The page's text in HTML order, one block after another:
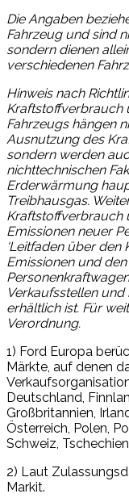
Die Angaben
Fahrzeug und sind
sondern dienen
verschiedenen
Hinweis nach
Kraftstoffverbrauch
Fahrzeugs hängen
Ausnutzung des
sondern werden
nichttechnischen
Erderwärmung
Treibhausgas.
Kraftstoffverbrauch
Emissionen neuer
‘Leitfaden über
Emissionen und
Verkaufsstellen und
erhältlich ist. Für
Verordnung.
1) Ford Europa
Märkte, auf denen
Deutschland,
Großbritannien,
Österreich, Polen,
Schweiz,
2) Laut
Markit.